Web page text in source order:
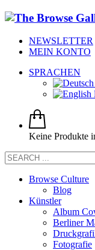
NEWSLETTER
MEIN KONTO
SPRACHEN
Keine Produkte
Browse Culture
Blog
Künstler
Album
Berliner
Fotografie